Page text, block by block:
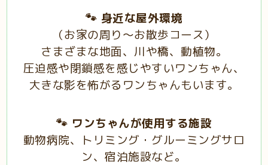
🐾 身近な屋外環境
（お家の周り〜お散歩コース）
さまざまな地面、川や橋、動植物。
圧迫感や閉鎖感を感じやすいワンちゃん、
大きな影を怖がるワンちゃんもいます。
🐾 ワンちゃんが使用する施設
動物病院、トリミング・グルーミングサロ
ン、宿泊施設など。